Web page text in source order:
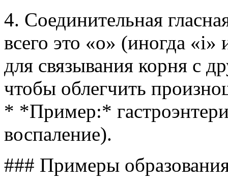
4. Соединительная
всего это «о» (иногда «i»
для связывания корня с
чтобы облегчить
* *Пример:*
воспаление).
### Примеры